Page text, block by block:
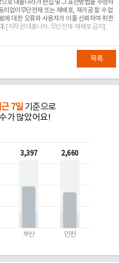
로 대출나라가 편집 및 그 표현방법을 수정하
의없이무단전재 또는 재배포, 재가공 할 수 없
에 대한 오류와 사용자가 이를 신뢰하여 취한
. [저작권 대출나라. 무단전재-재배포 금지]
목록
근 7일 기준으로
가 많았어요!
3,397
부산
2,660
인천